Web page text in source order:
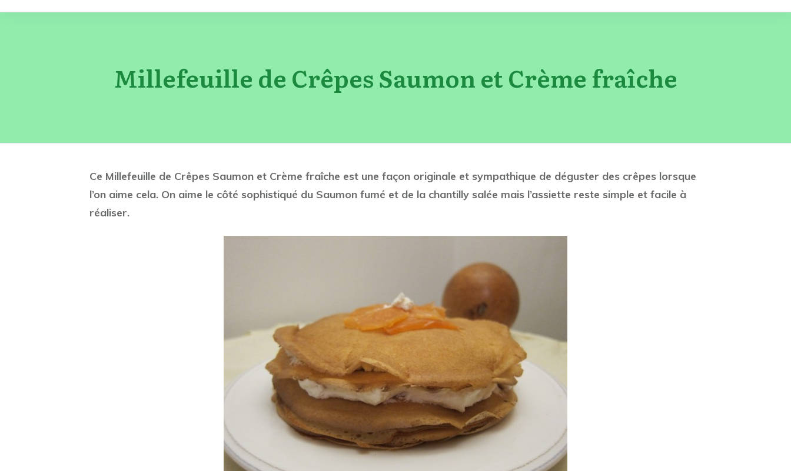
Millefeuille de Crêpes Saumon et Crème fraîche
Ce Millefeuille de Crêpes Saumon et Crème fraîche est une façon originale et sympathique de déguster des crêpes lorsque
l’on aime cela. On aime le côté sophistiqué du Saumon fumé et de la chantilly salée mais l’assiette reste simple et facile à
réaliser.